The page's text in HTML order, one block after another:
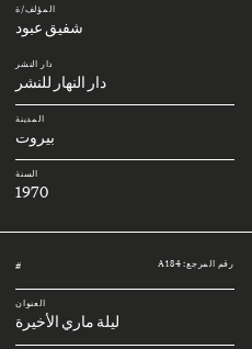
المؤلف/ة
شفيق عبود
دار النشر
دار النهار للنشر
المدينة
بيروت
السنة
1970
رقم المرجع: A184 #
العنوان
ليلة ماري الأخيرة